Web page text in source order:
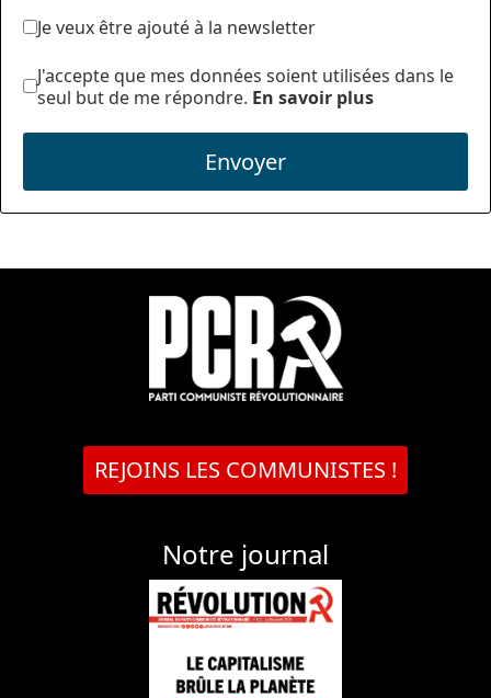
Je veux être ajouté à la newsletter
J'accepte que mes données soient utilisées dans le
seul but de me répondre. En savoir plus
Envoyer
REJOINS LES COMMUNISTES !
Notre journal